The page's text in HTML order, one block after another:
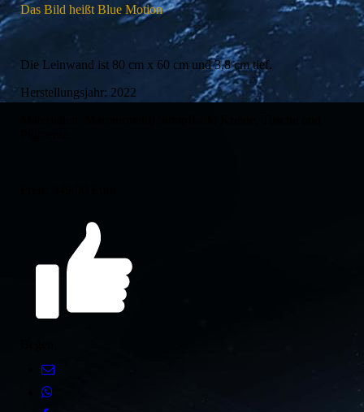
Das Bild heißt Blue Motion
Die Leinwand ist 80 cm x 60 cm und 3,8 cm tief.
Herstellungsjahr: 2022